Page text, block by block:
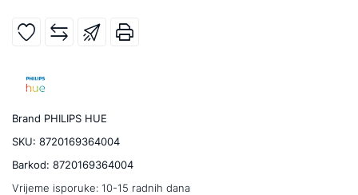
Brand PHILIPS HUE
SKU: 8720169364004
Barkod: 8720169364004
Vrijeme isporuke: 10-15 radnih dana